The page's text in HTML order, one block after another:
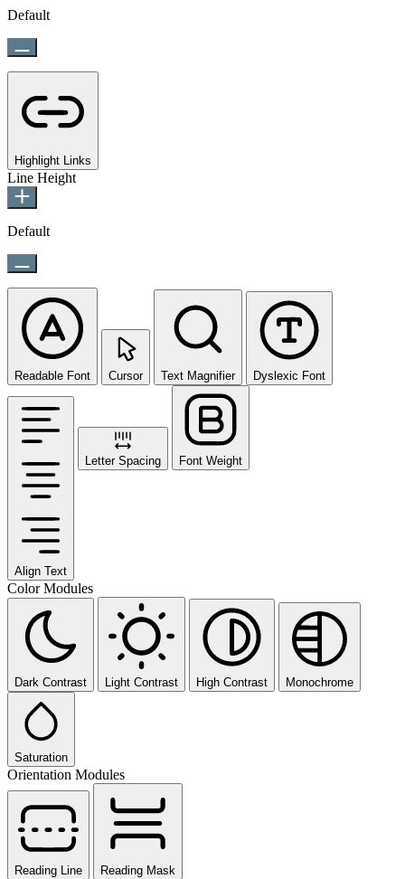
Default
Highlight Links
Line Height
Default
Readable Font Cursor Text Magnifier Dyslexic Font
Align Text
Letter Spacing Font Weight
Color Modules
Dark Contrast Light Contrast High Contrast Monochrome
Saturation
Orientation Modules
Reading Line
Reading Mask